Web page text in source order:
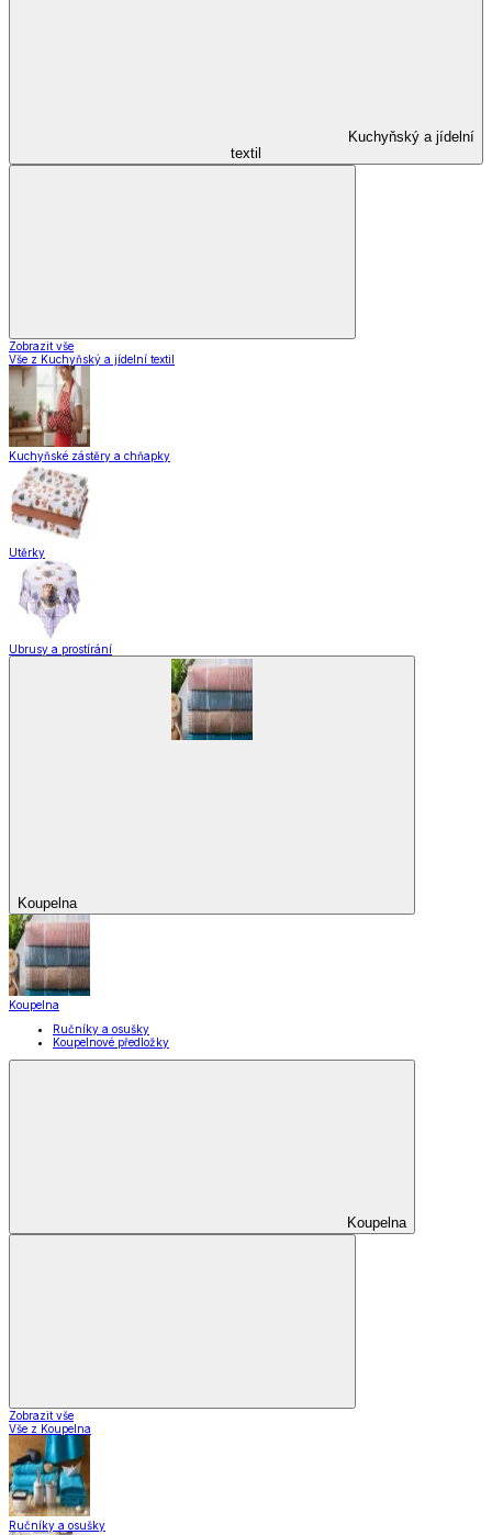
Kuchyňský a jídelní
textil
Zobrazit vše
Vše z Kuchyňský a jídelní textil
Kuchyňské zástěry a chňapky
Utěrky
Ubrusy a prostírání
Koupelna
Koupelna
Ručníky a osušky
Koupelnové předložky
Koupelna
Zobrazit vše
Vše z Koupelna
Ručníky a osušky